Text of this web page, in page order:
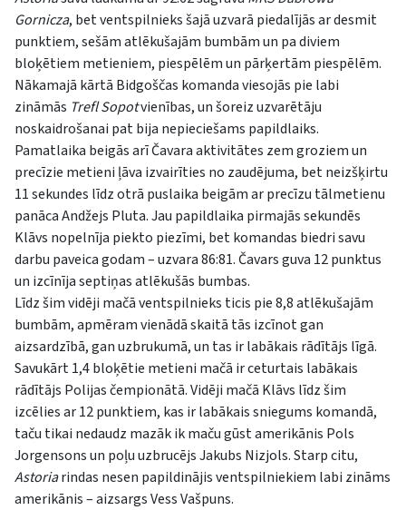
Gornicza, bet ventspilnieks šajā uzvarā piedalījās ar desmit
punktiem, sešām atlēkušajām bumbām un pa diviem
bloķētiem metieniem, piespēlēm un pārķertām piespēlēm.
Nākamajā kārtā Bidgoščas komanda viesojās pie labi
zināmās Trefl Sopotvienības, un šoreiz uzvarētāju
noskaidrošanai pat bija nepieciešams papildlaiks.
Pamatlaika beigās arī Čavara aktivitātes zem groziem un
precīzie metieni ļāva izvairīties no zaudējuma, bet neizšķirtu
11 sekundes līdz otrā puslaika beigām ar precīzu tālmetienu
panāca Andžejs Pluta. Jau papildlaika pirmajās sekundēs
Klāvs nopelnīja piekto piezīmi, bet komandas biedri savu
darbu paveica godam – uzvara 86:81. Čavars guva 12 punktus
un izcīnīja septiņas atlēkušās bumbas.
Līdz šim vidēji mačā ventspilnieks ticis pie 8,8 atlēkušajām
bumbām, apmēram vienādā skaitā tās izcīnot gan
aizsardzībā, gan uzbrukumā, un tas ir labākais rādītājs līgā.
Savukārt 1,4 bloķētie metieni mačā ir ceturtais labākais
rādītājs Polijas čempionātā. Vidēji mačā Klāvs līdz šim
izcēlies ar 12 punktiem, kas ir labākais sniegums komandā,
taču tikai nedaudz mazāk ik maču gūst amerikānis Pols
Jorgensons un poļu uzbrucējs Jakubs Nizjols. Starp citu,
Astoriarindas nesen papildinājis ventspilniekiem labi zināms
amerikānis – aizsargs Vess Vašpuns.